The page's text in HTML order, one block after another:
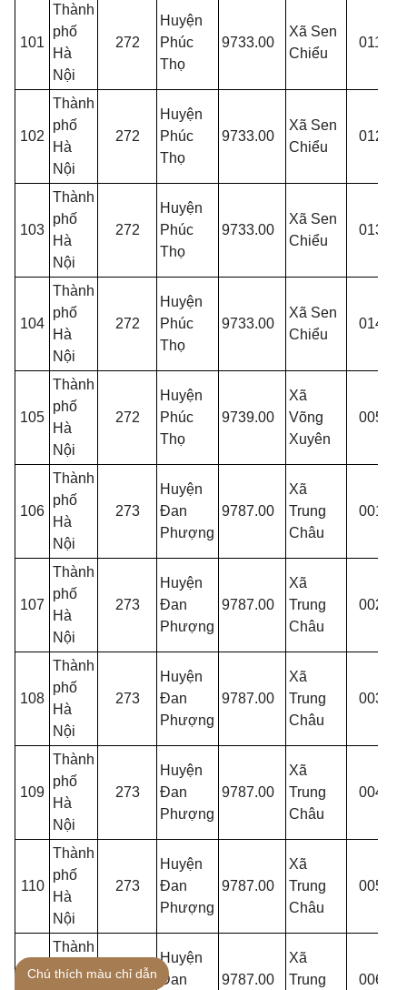
101
Thành
phố
Hà
Nội
272
Huyện
Phúc
Thọ
9733.00
Xã Sen
Chiểu
011
102
Thành
phố
Hà
Nội
272
Huyện
Phúc
Thọ
9733.00
Xã Sen
Chiểu
012
103
Thành
phố
Hà
Nội
272
Huyện
Phúc
Thọ
9733.00
Xã Sen
Chiểu
013
104
Thành
phố
Hà
Nội
272
Huyện
Phúc
Thọ
9733.00
Xã Sen
Chiểu
014
105
Thành
phố
Hà
Nội
272
Huyện
Phúc
Thọ
9739.00
Xã
Võng
Xuyên
005
106
Thành
phố
Hà
Nội
273
Huyện
Đan
Phượng
9787.00
Xã
Trung
Châu
001
107
Thành
phố
Hà
Nội
273
Huyện
Đan
Phượng
9787.00
Xã
Trung
Châu
002
108
Thành
phố
Hà
Nội
273
Huyện
Đan
Phượng
9787.00
Xã
Trung
Châu
003
109
Thành
phố
Hà
Nội
273
Huyện
Đan
Phượng
9787.00
Xã
Trung
Châu
004
110
Thành
phố
Hà
Nội
273
Huyện
Đan
Phượng
9787.00
Xã
Trung
Châu
005
111
Thành
phố
273
Huyện
Đan
9787.00
Xã
Trung
006
Chú thích màu chỉ dẫn